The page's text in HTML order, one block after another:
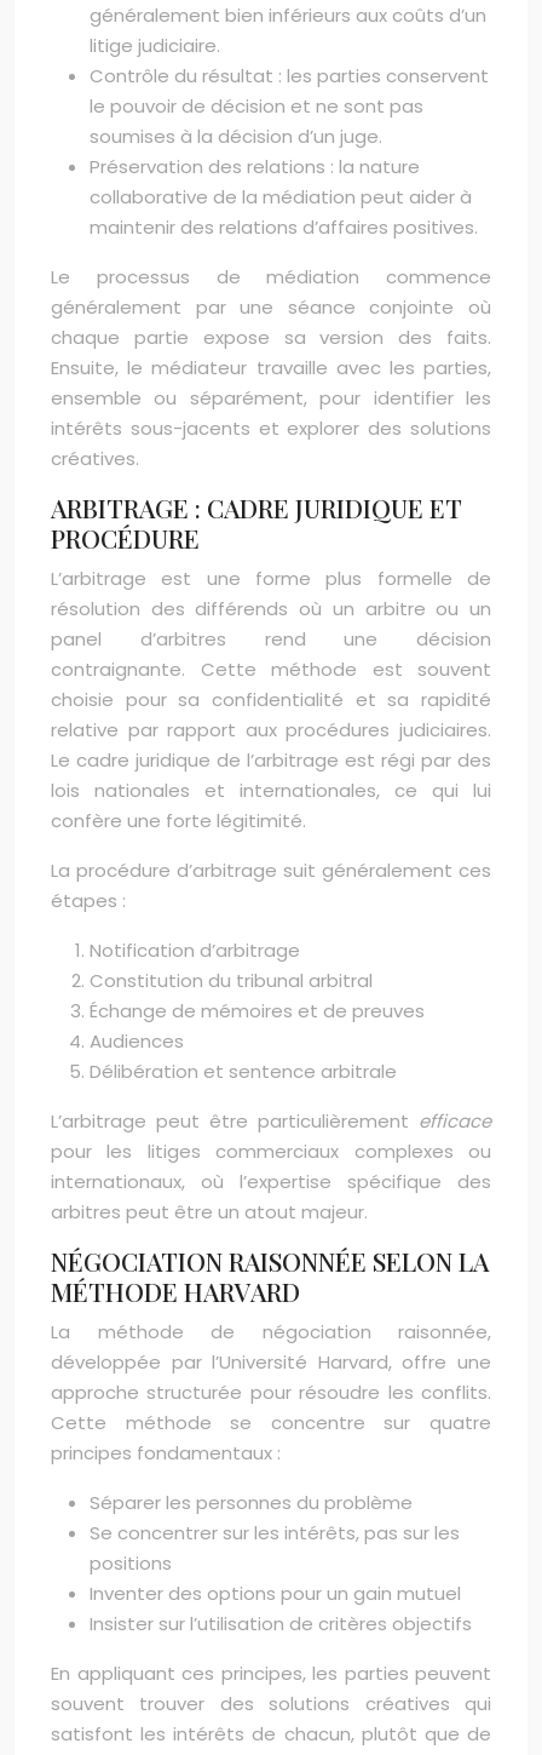
généralement bien inférieurs aux coûts d’un
litige judiciaire.
Contrôle du résultat : les parties conservent
le pouvoir de décision et ne sont pas
soumises à la décision d’un juge.
Préservation des relations : la nature
collaborative de la médiation peut aider à
maintenir des relations d’affaires positives.
Le processus de médiation commence
généralement par une séance conjointe où
chaque partie expose sa version des faits.
Ensuite, le médiateur travaille avec les parties,
ensemble ou séparément, pour identifier les
intérêts sous-jacents et explorer des solutions
créatives.
ARBITRAGE : CADRE JURIDIQUE ET
PROCÉDURE
L’arbitrage est une forme plus formelle de
résolution des différends où un arbitre ou un
panel d’arbitres rend une décision
contraignante. Cette méthode est souvent
choisie pour sa confidentialité et sa rapidité
relative par rapport aux procédures judiciaires.
Le cadre juridique de l’arbitrage est régi par des
lois nationales et internationales, ce qui lui
confère une forte légitimité.
La procédure d’arbitrage suit généralement ces
étapes :
Notification d’arbitrage
Constitution du tribunal arbitral
Échange de mémoires et de preuves
Audiences
Délibération et sentence arbitrale
L’arbitrage peut être particulièrement efficace
pour les litiges commerciaux complexes ou
internationaux, où l’expertise spécifique des
arbitres peut être un atout majeur.
NÉGOCIATION RAISONNÉE SELON LA
MÉTHODE HARVARD
La méthode de négociation raisonnée,
développée par l’Université Harvard, offre une
approche structurée pour résoudre les conflits.
Cette méthode se concentre sur quatre
principes fondamentaux :
Séparer les personnes du problème
Se concentrer sur les intérêts, pas sur les
positions
Inventer des options pour un gain mutuel
Insister sur l’utilisation de critères objectifs
En appliquant ces principes, les parties peuvent
souvent trouver des solutions créatives qui
satisfont les intérêts de chacun, plutôt que de